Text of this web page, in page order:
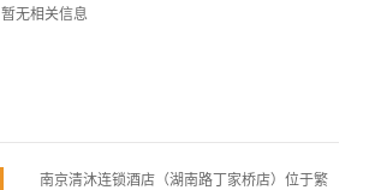
暂无相关信息
南京清沐连锁酒店（湖南路丁家桥店）位于繁